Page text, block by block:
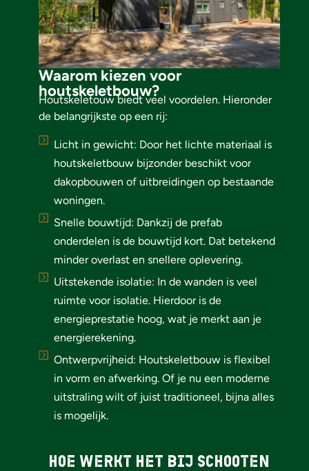
Waarom kiezen voor
houtskeletbouw?
Houtskeletouw biedt veel voordelen. Hieronder
de belangrijkste op een rij:
Licht in gewicht: Door het lichte materiaal is
houtskeletbouw bijzonder beschikt voor
dakopbouwen of uitbreidingen op bestaande
woningen.
Snelle bouwtijd: Dankzij de prefab
onderdelen is de bouwtijd kort. Dat betekend
minder overlast en snellere oplevering.
Uitstekende isolatie: In de wanden is veel
ruimte voor isolatie. Hierdoor is de
energieprestatie hoog, wat je merkt aan je
energierekening.
Ontwerpvrijheid: Houtskeletbouw is flexibel
in vorm en afwerking. Of je nu een moderne
uitstraling wilt of juist traditioneel, bijna alles
is mogelijk.
Hoe werkt het bij schooten